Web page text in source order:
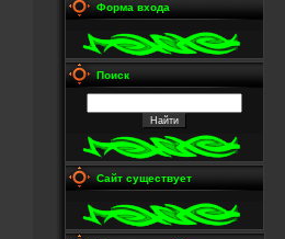
Форма входа
Поиск
Сайт существует